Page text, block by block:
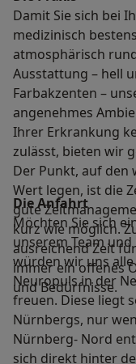
Damit Sie sich bei
medizinisch
atmosphärisch
Ausstattung – hell
Farbakzenten –
angenehmes
Ihrer Erkrankung
zulässt, bieten wir
Der Punkt, auf den
Wert legen, ist die
gute
kurz wie möglich.
ausreichend Zeit
immer ein offenes
und Bedürfnisse.
Die Anfahrt
Möchten Sie sich
unserem Team
würden wir uns
Neuropuls in der
freuen. Diese liegt
Nürnbergs, nur
Nürnberg- Nord
sich direkt hinter